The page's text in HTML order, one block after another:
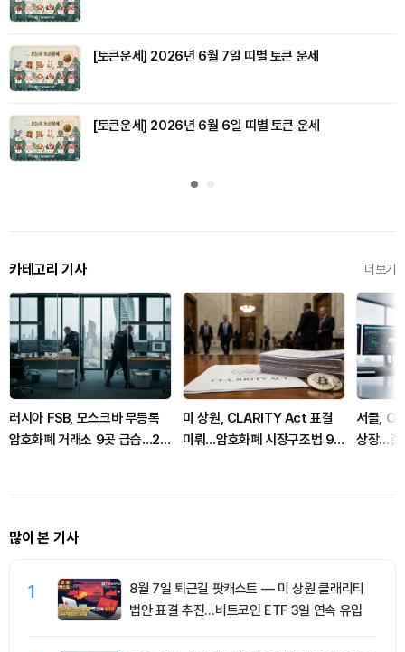
[토큰운세] 2026년 6월 7일 띠별 토큰 운세
[토큰운세] 2026년 6월 6일 띠별 토큰 운세
카테고리 기사 더보기
러시아 FSB, 모스크바 무등록
암호화폐 거래소 9곳 급습…20
미 상원, CLARITY Act 표결
미뤄…암호화폐 시장구조법 9월
서클,
상장…결
많이 본 기사
1
8월 7일 퇴근길 팟캐스트 — 미 상원 클래리티
법안 표결 추진…비트코인 ETF 3일 연속 유입